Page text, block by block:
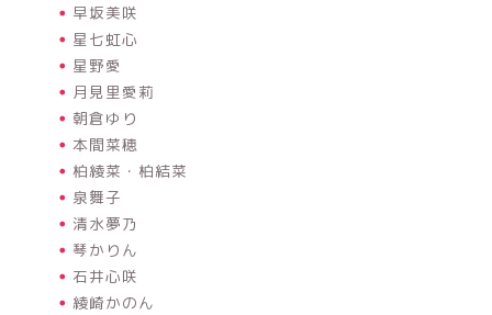
早坂美咲
星七虹心
星野愛
月見里愛莉
朝倉ゆり
本間菜穂
柏綾菜・柏結菜
泉舞子
清水夢乃
琴かりん
石井心咲
綾崎かのん